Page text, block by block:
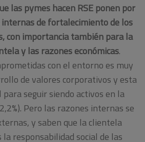
las pymes hacen RSE ponen por
de fortalecimiento de los
con importancia también para la
y las razones económicas.
con el entorno es muy
de valores corporativos y esta
seguir siendo activos en la
Pero las razones internas se
y saben que la clientela
responsabilidad social de las